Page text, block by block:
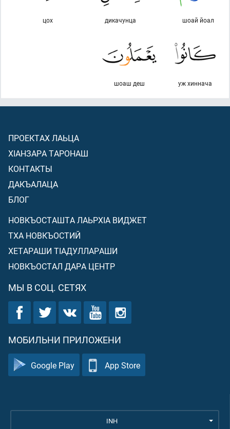
шоай йоал
дикачунца
цох
уж хиннача
шоаш деш
ПРОЕКТАХ ЛАЬЦА
ХIАНЗАРА ТАРОНАШ
КОНТАКТЫ
ДАКЪАЛАЦА
БЛОГ
НОВКЪОСТАШТА ЛАЬРХIА ВИДЖЕТ
ТХА НОВКЪОСТИЙ
ХЕТАРАШИ ТIАДУЛЛАРАШИ
НОВКЪОСТАЛ ДАРА ЦЕНТР
МЫ В СОЦ. СЕТЯХ
МОБИЛЬНИ ПРИЛОЖЕНИ
Google Play App Store
INH